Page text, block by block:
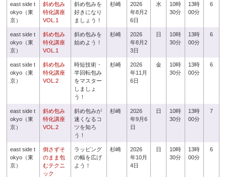
east side t
okyo（東
京）
斜め包み
特化講座
VOL.1
斜め包みを
好きになり
ましょう！
杉崎
2026
年8月2
6日
水
10時
30分
13時
00分
6
east side t
okyo（東
京）
斜め包み
特化講座
VOL.1
斜め包みを
始めよう！
杉崎
2026
年8月2
3日
日
10時
30分
13時
00分
6
east side t
okyo（東
京）
斜め包み
特化講座
VOL.2
時短技術・
半回転包み
をマスター
しましょ
う！
杉崎
2026
年11月
6日
金
10時
30分
13時
00分
6
east side t
okyo（東
京）
斜め包み
特化講座
VOL.2
斜め包みが
速くなるコ
ツを知ろ
う！
杉崎
2026
年9月6
日
日
10時
30分
13時
00分
7
east side t
okyo（東
京）
倒さずそ
のまま包
むテクニ
ック
ラッピング
の幅を広げ
よう！
杉崎
2026
年10月
4日
日
10時
30分
13時
00分
6